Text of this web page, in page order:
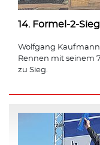
14. Formel-2-
Wolfgang
Rennen mit seinem
zu Sieg.